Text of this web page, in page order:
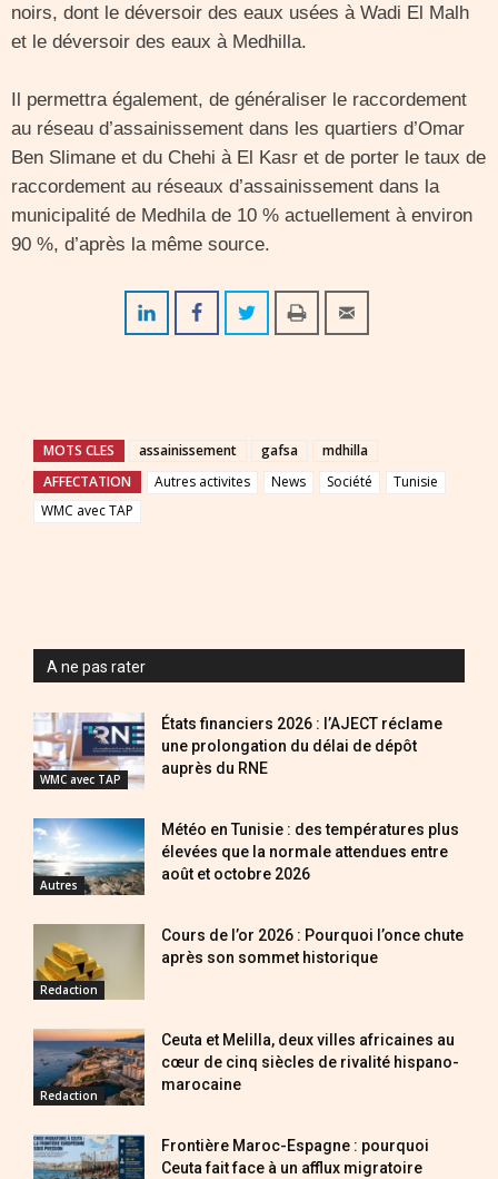
noirs, dont le déversoir des eaux usées à Wadi El Malh
et le déversoir des eaux à Medhilla.
Il permettra également, de généraliser le raccordement
au réseau d’assainissement dans les quartiers d’Omar
Ben Slimane et du Chehi à El Kasr et de porter le taux de
raccordement au réseaux d’assainissement dans la
municipalité de Medhila de 10 % actuellement à environ
90 %, d’après la même source.
MOTS CLES assainissement gafsa
mdhilla
AFFECTATION
Autres activites News Société
Tunisie
WMC avec TAP
A ne pas rater
WMC avec TAP
États financiers 2026 : l’AJECT réclame
une prolongation du délai de dépôt
auprès du RNE
Autres
Météo en Tunisie : des températures plus
élevées que la normale attendues entre
août et octobre 2026
Redaction
Cours de l’or 2026 : Pourquoi l’once chute
après son sommet historique
Redaction
Ceuta et Melilla, deux villes africaines au
cœur de cinq siècles de rivalité hispano-
marocaine
Frontière Maroc-Espagne : pourquoi
Ceuta fait face à un afflux migratoire